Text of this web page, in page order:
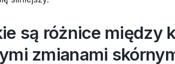
są różnice między
zmianami